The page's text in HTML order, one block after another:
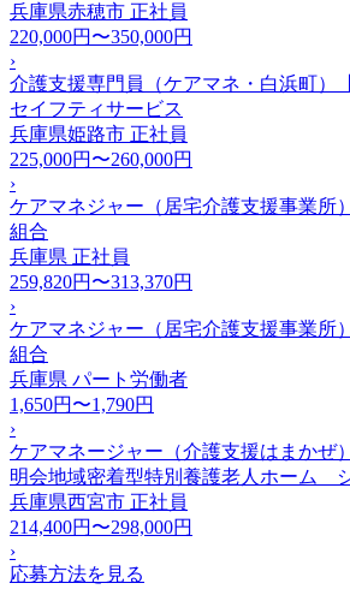
兵庫県赤穂市 正社員
220,000円〜350,000円
›
介護支援専門員（ケアマネ・白浜町）
セイフティサービス
兵庫県姫路市 正社員
225,000円〜260,000円
›
ケアマネジャー（居宅介護支援事業所
組合
兵庫県 正社員
259,820円〜313,370円
›
ケアマネジャー（居宅介護支援事業所
組合
兵庫県 パート労働者
1,650円〜1,790円
›
ケアマネージャー（介護支援はまか
明会地域密着型特別養護老人ホーム
兵庫県西宮市 正社員
214,400円〜298,000円
›
応募方法を見る